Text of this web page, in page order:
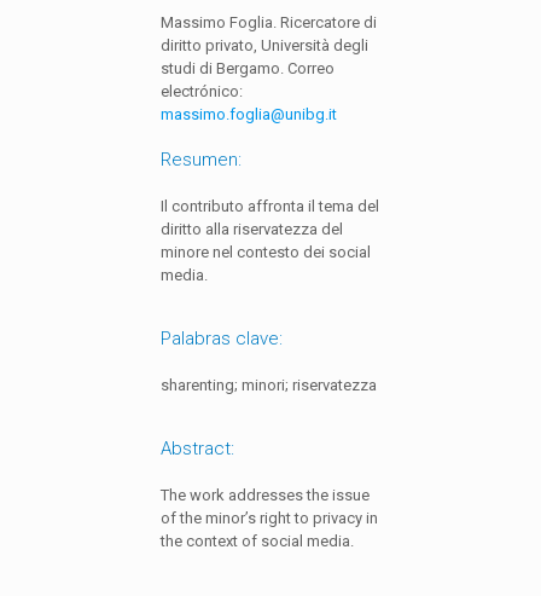
Massimo Foglia. Ricercatore di
diritto privato, Università degli
studi di Bergamo. Correo
electrónico:
massimo.foglia@unibg.it
Resumen:
Il contributo affronta il tema del
diritto alla riservatezza del
minore nel contesto dei social
media.
Palabras clave:
sharenting; minori; riservatezza
Abstract:
The work addresses the issue
of the minor’s right to privacy in
the context of social media.